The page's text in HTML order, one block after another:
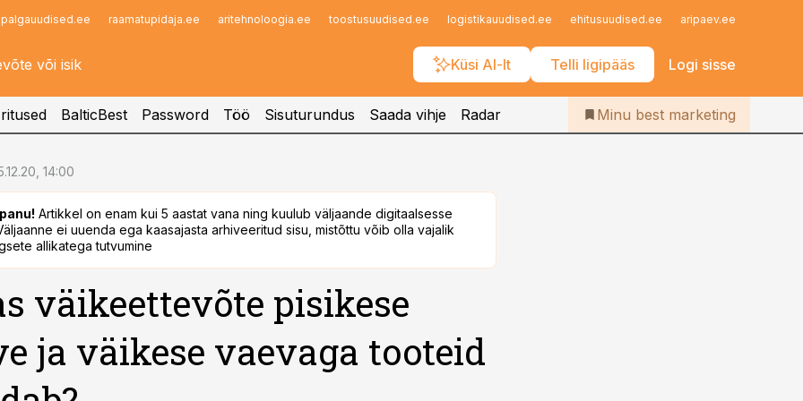
palgauudised.ee raamatupidaja.ee aritehnoloogia.ee toostusuudised.ee logistikauudised.ee ehitusuudised.ee aripaev.ee
Küsi AI-lt Telli ligipääs Logi sisse
Infopank
Iseteenindus
Telli Bestmarketing
BalticBest Password Töö Sisuturundus Saada vihje Radar Minu best marketing
14:00
Artikkel on enam kui 5 aastat vana ning kuulub väljaande digitaalsesse
ei uuenda ega kaasajasta arhiveeritud sisu, mistõttu võib olla vajalik
allikatega tutvumine
väikeettevõte pisikese
ja väikese vaevaga tooteid